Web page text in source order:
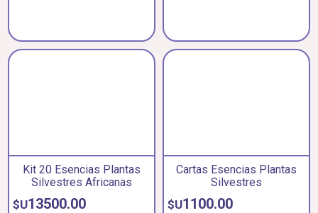
Kit 20 Esencias Plantas
Silvestres Africanas
$U13500.00
Cartas Esencias Plantas
Silvestres
$U1100.00